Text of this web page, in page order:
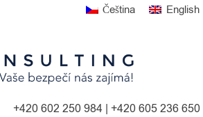
Čeština English
+420 602 250 984 | +420 605 236 650